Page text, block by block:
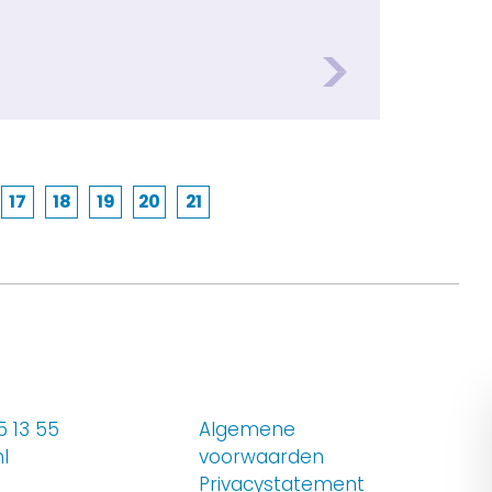
kennisbank
Pagina
17van kennisbank
Pagina
18van kennisbank
Pagina
19van kennisbank
Pagina
20van kennisbank
Pagina
21van kennisbank
13 55
Algemene
voorwaarden
Privacystatement